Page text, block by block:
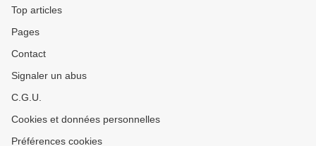
Top articles
Pages
Contact
Signaler un abus
C.G.U.
Cookies et données personnelles
Préférences cookies